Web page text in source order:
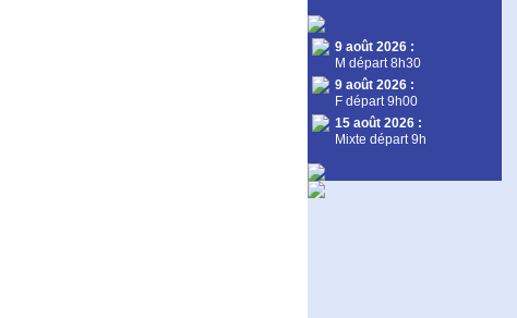
9 août 2026 :
M départ 8h30
9 août 2026 :
F départ 9h00
15 août 2026 :
Mixte départ 9h